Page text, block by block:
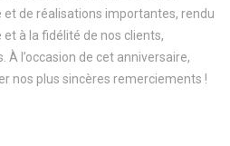
et de réalisations importantes, rendu
à la fidélité de nos clients,
l’occasion de cet anniversaire,
nos plus sincères remerciements !